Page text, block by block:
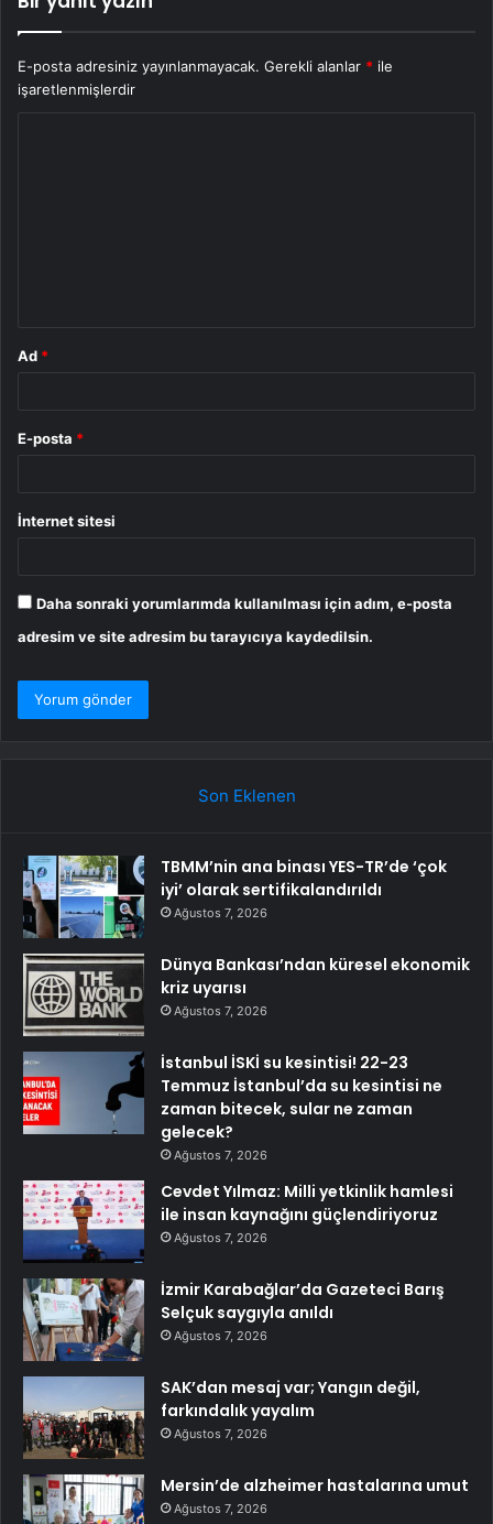
E-posta adresiniz yayınlanmayacak. Gerekli alanlar * ile
işaretlenmişlerdir
Ad *
E-posta *
İnternet sitesi
Daha sonraki yorumlarımda kullanılması için adım, e-posta
adresim ve site adresim bu tarayıcıya kaydedilsin.
Son Eklenen
TBMM’nin ana binası YES-TR’de ‘çok
iyi’ olarak sertifikalandırıldı
Ağustos 7, 2026
Dünya Bankası’ndan küresel ekonomik
kriz uyarısı
Ağustos 7, 2026
İstanbul İSKİ su kesintisi! 22-23
Temmuz İstanbul’da su kesintisi ne
zaman bitecek, sular ne zaman
gelecek?
Ağustos 7, 2026
Cevdet Yılmaz: Milli yetkinlik hamlesi
ile insan kaynağını güçlendiriyoruz
Ağustos 7, 2026
İzmir Karabağlar’da Gazeteci Barış
Selçuk saygıyla anıldı
Ağustos 7, 2026
SAK’dan mesaj var; Yangın değil,
farkındalık yayalım
Ağustos 7, 2026
Mersin’de alzheimer hastalarına umut
Ağustos 7, 2026